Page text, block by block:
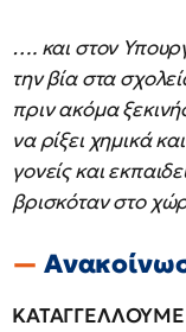
…. και στον
την βία στα
πριν ακόμα
να ρίξει χημικά
γονείς και
βρισκόταν στο
ΚΑΤΑΓΓΕΛΛΟΥΜΕ